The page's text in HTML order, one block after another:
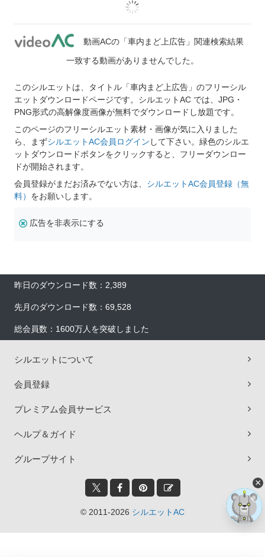
動画ACの「車内まど上広告」関連検索結果
一致する動画がありませんでした。
このシルエットは、タイトル「車内まど上広告」のフリーシル
エットダウンロードページです。シルエットAC では、JPG・
PNG形式の高解像度画像が無料でダウンロードし放題です。
このページのフリーシルエット素材・画像が気に入りました
ら、まずシルエットAC会員ログイン して下さい。緑色のシルエ
ットダウンロードボタンをクリックすると、フリーダウンロー
ドが開始されます。
会員登録がまだお済みでない方は、 シルエットAC会員登録（無
料） をお願いします。
広告を非表示にする
昨日のダウンロード数：2,389
先月のダウンロード数：69,528
総会員数：1600万人を突破しました
シルエットについて
会員登録
プレミアム会員サービス
ヘルプ＆ガイド
グループサイト
© 2011-2026 シルエットAC
×